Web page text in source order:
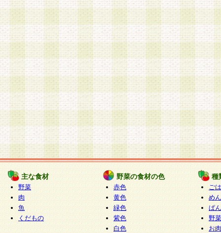
主な食材
野菜
肉
魚
くだもの
野菜の食材の色
赤色
黄色
緑色
紫色
白色
種
ご
めん
ぱん
野
お